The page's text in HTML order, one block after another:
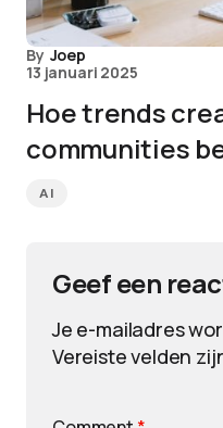
By Joep
13 januari 2025
Hoe trends
communities
AI
Geef een
Je e-mailadres
Vereiste velden